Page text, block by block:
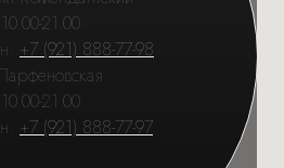
21.00
+7 (921) 888-77-98
21.00
+7 (921) 888-77-97